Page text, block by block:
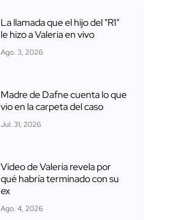
La llamada que el hijo del "R1"
le hizo a Valeria en vivo
Ago. 3, 2026
Madre de Dafne cuenta lo que
vio en la carpeta del caso
Jul. 31, 2026
Video de Valeria revela por
qué habría terminado con su
ex
Ago. 4, 2026